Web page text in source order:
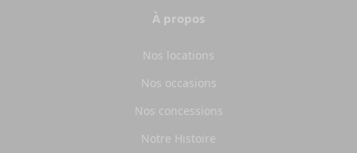
À propos
Nos locations
Nos occasions
Nos concessions
Notre Histoire